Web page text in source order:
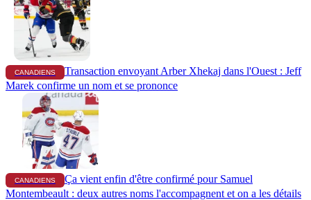
CANADIENS
Transaction envoyant Arber Xhekaj dans l'Ouest : Jeff
Marek confirme un nom et se prononce
CANADIENS
Ça vient enfin d'être confirmé pour Samuel
Montembeault : deux autres noms l'accompagnent et on a les détails